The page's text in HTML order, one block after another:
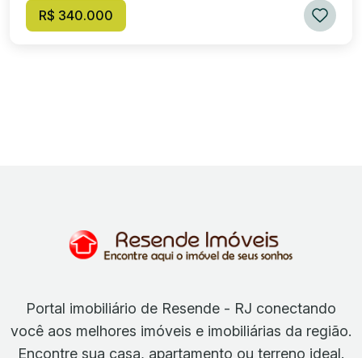
R$ 340.000
Portal imobiliário de Resende - RJ conectando
você aos melhores imóveis e imobiliárias da região.
Encontre sua casa, apartamento ou terreno ideal.